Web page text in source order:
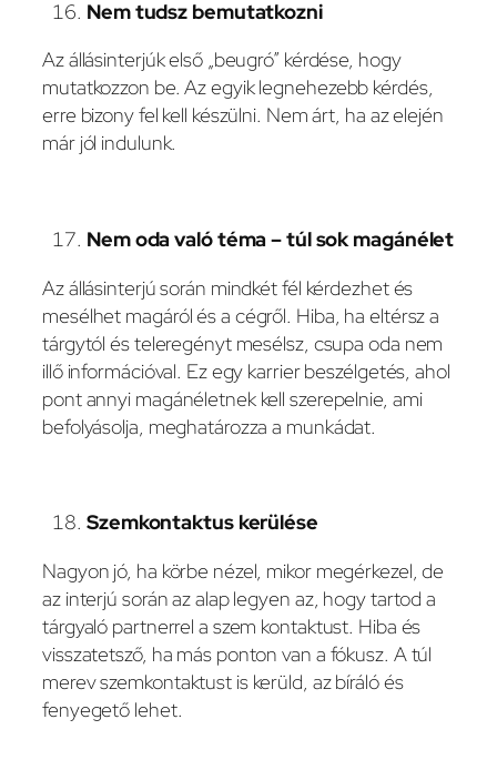
Nem tudsz bemutatkozni
Az állásinterjúk első „beugró” kérdése, hogy
mutatkozzon be. Az egyik legnehezebb kérdés,
erre bizony fel kell készülni. Nem árt, ha az elején
már jól indulunk.
Nem oda való téma – túl sok magánélet
Az állásinterjú során mindkét fél kérdezhet és
mesélhet magáról és a cégről. Hiba, ha eltérsz a
tárgytól és teleregényt mesélsz, csupa oda nem
illő információval. Ez egy karrier beszélgetés, ahol
pont annyi magánéletnek kell szerepelnie, ami
befolyásolja, meghatározza a munkádat.
Szemkontaktus kerülése
Nagyon jó, ha körbe nézel, mikor megérkezel, de
az interjú során az alap legyen az, hogy tartod a
tárgyaló partnerrel a szem kontaktust. Hiba és
visszatetsző, ha más ponton van a fókusz. A túl
merev szemkontaktust is kerüld, az bíráló és
fenyegető lehet.